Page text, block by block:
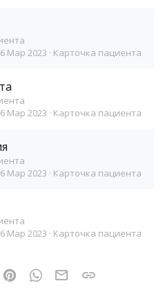
Карточка пациента
Мар 2023
Карточка пациента
Мар 2023
Карточка пациента
Мар 2023
Карточка пациента
Мар 2023
PinterestWhatsAppЭлектронная почта